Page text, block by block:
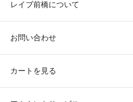
レイブ前橋について
お問い合わせ
カートを見る